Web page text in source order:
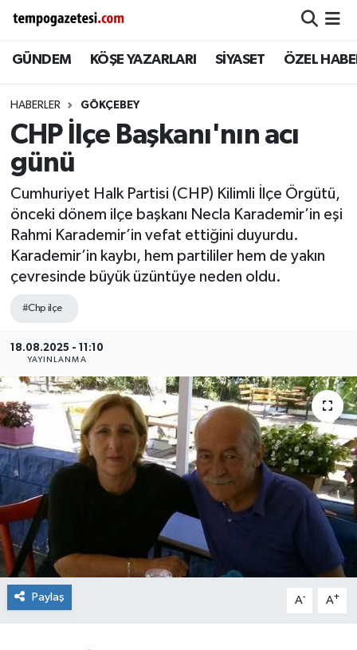
GÜNDEM KÖŞE YAZARLARI SİYASET ÖZEL
HABERLER GÖKÇEBEY
CHP İlçe Başkanı'nın acı
günü
Cumhuriyet Halk Partisi (CHP) Kilimli İlçe Örgütü,
önceki dönem ilçe başkanı Necla Karademir’in eşi
Rahmi Karademir’in vefat ettiğini duyurdu.
Karademir’in kaybı, hem partililer hem de yakın
çevresinde büyük üzüntüye neden oldu.
#Chp ilçe
18.08.2025 - 11:10
YAYINLANMA
Paylaş A- A+
Alaplı
Çaycuma
Devrek
Gökçebey
GÜNDEM
Kilimli
Kozlu
Siyaset
SPOR
YAŞAM
Zonguldak Nöbetçi Eczaneler
Zonguldak Hava Durumu
Zonguldak Namaz Vakitleri
Zonguldak Trafik Yoğunluk Haritası
Süper Lig Puan Durumu ve Fikstür
Tüm Manşetler
Son Dakika Haberleri
Haber Arşivi